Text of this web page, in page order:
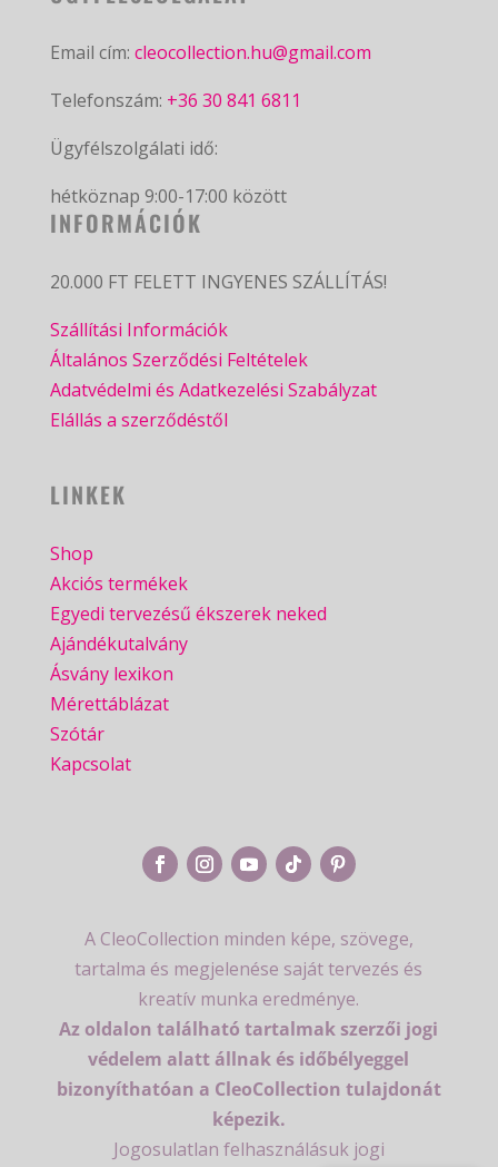
Email cím: cleocollection.hu@gmail.com
Telefonszám: +36 30 841 6811
Ügyfélszolgálati idő:
hétköznap 9:00-17:00 között
INFORMÁCIÓK
20.000 FT FELETT INGYENES SZÁLLÍTÁS!
Szállítási Információk
Általános Szerződési Feltételek
Adatvédelmi és Adatkezelési Szabályzat
Elállás a szerződéstől
LINKEK
Shop
Akciós termékek
Egyedi tervezésű ékszerek neked
Ajándékutalvány
Ásvány lexikon
Mérettáblázat
Szótár
Kapcsolat
A CleoCollection minden képe, szövege,
tartalma és megjelenése saját tervezés és
kreatív munka eredménye.
Az oldalon található tartalmak szerzői jogi
védelem alatt állnak és időbélyeggel
bizonyíthatóan a CleoCollection tulajdonát
képezik.
Jogosulatlan felhasználásuk jogi